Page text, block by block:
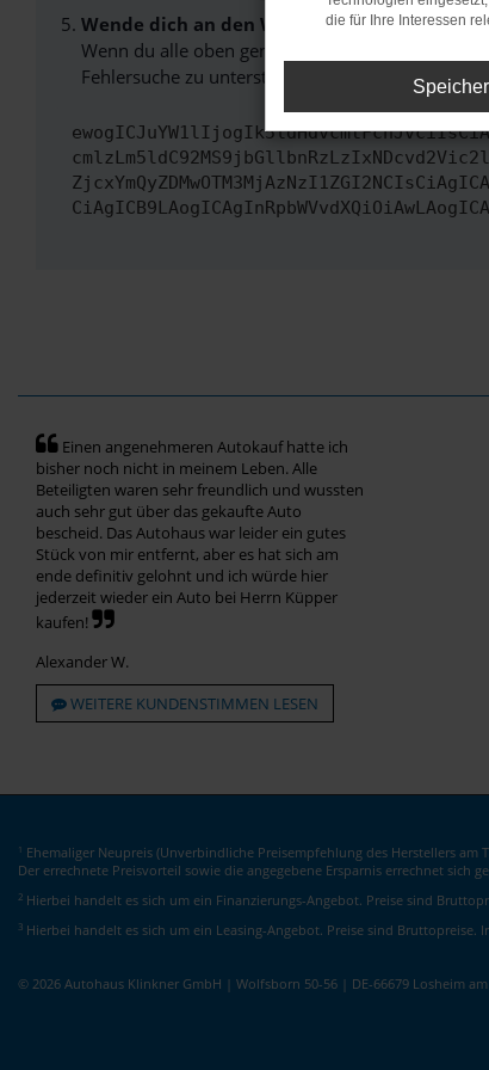
Wende dich an den Webseitenbetreiber.
Wenn du alle oben genannten Schritte versucht
Fehlersuche zu unterstützen:
Einen angenehmeren Autokauf hatte ich
bisher noch nicht in meinem Leben. Alle
Beteiligten waren sehr freundlich und wussten
auch sehr gut über das gekaufte Auto
bescheid. Das Autohaus war leider ein gutes
Stück von mir entfernt, aber es hat sich am
ende definitiv gelohnt und ich würde hier
jederzeit wieder ein Auto bei Herrn Küpper
kaufen!
Alexander W.
WEITERE KUNDENSTIMMEN LESEN
1 Ehemaliger Neupreis (Unverbindliche Preisempfehlung des Herstellers am
Der errechnete Preisvorteil sowie die angegebene Ersparnis errechnet sich
2 Hierbei handelt es sich um ein Finanzierungs-Angebot. Preise sind
3 Hierbei handelt es sich um ein Leasing-Angebot. Preise sind Bruttopreise.
© 2026 Autohaus Klinkner GmbH | Wolfsborn 50-56 | DE-66679 Losheim
die für Ihre Interessen